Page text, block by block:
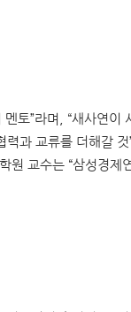
토”라며, “새사연이
과 교류를 더해갈
교수는 “삼성경제